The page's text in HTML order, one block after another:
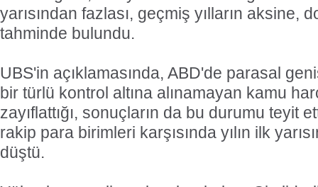
yarısından fazlası, geçmiş yılların aksine,
tahminde bulundu.
UBS'in açıklamasında, ABD'de parasal
bir türlü kontrol altına alınamayan kamu
zayıflattığı, sonuçların da bu durumu teyit
rakip para birimleri karşısında yılın ilk
düştü.